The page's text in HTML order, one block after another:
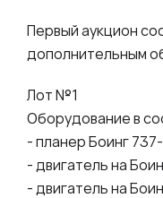
Первый аукцион
дополнительным
Лот №1
Оборудование в
- планер Боинг
- двигатель на
- двигатель на